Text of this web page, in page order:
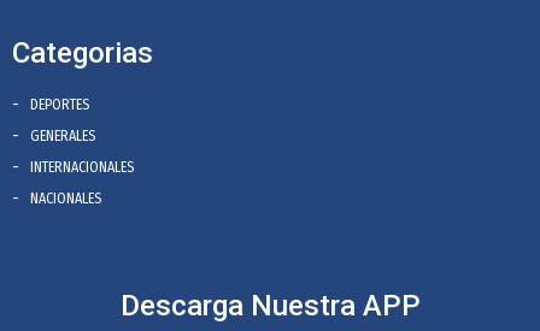
Categorias
DEPORTES
GENERALES
INTERNACIONALES
NACIONALES
Descarga Nuestra APP